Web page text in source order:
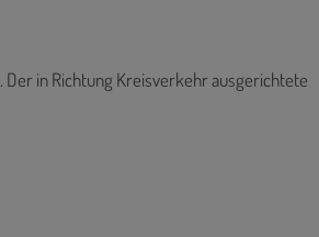
. Der in Richtung Kreisverkehr ausgerichtete